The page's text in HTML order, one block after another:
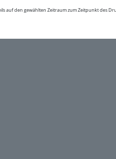
auf den gewählten Zeitraum zum Zeitpunkt des